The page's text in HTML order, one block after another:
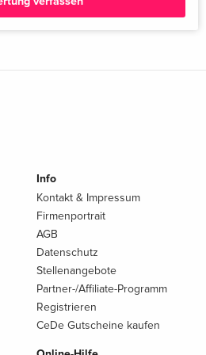
Info
Kontakt & Impressum
Firmenportrait
AGB
Datenschutz
Stellenangebote
Partner-/Affiliate-Programm
Registrieren
CeDe Gutscheine kaufen